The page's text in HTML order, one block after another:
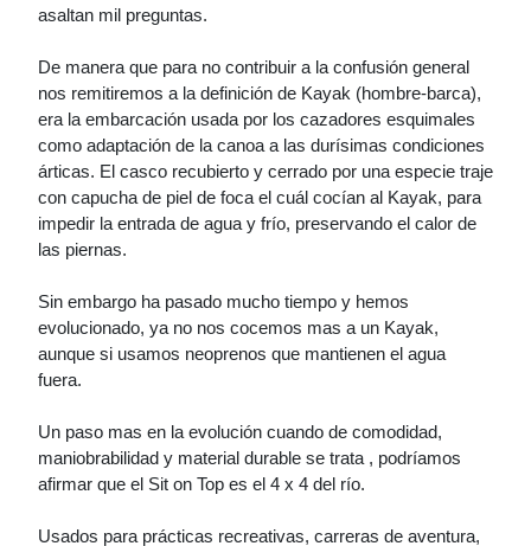
asaltan mil preguntas.
De manera que para no contribuir a la confusión general
nos remitiremos a la definición de Kayak (hombre-barca),
era la embarcación usada por los cazadores esquimales
como adaptación de la canoa a las durísimas condiciones
árticas. El casco recubierto y cerrado por una especie traje
con capucha de piel de foca el cuál cocían al Kayak, para
impedir la entrada de agua y frío, preservando el calor de
las piernas.
Sin embargo ha pasado mucho tiempo y hemos
evolucionado, ya no nos cocemos mas a un Kayak,
aunque si usamos neoprenos que mantienen el agua
fuera.
Un paso mas en la evolución cuando de comodidad,
maniobrabilidad y material durable se trata , podríamos
afirmar que el Sit on Top es el 4 x 4 del río.
Usados para prácticas recreativas, carreras de aventura,